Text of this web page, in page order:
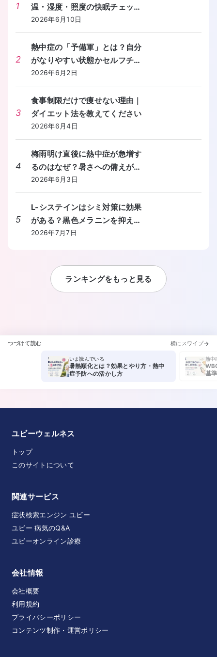
1
温・湿度・照度の快眠チェック
リストを教えてください。
2026年6月10日
2
熱中症の「予備軍」とは？自分
がなりやすい状態かセルフチェ
ックする方法を教えてくださ
い。
2026年6月2日
3
食事制限だけで痩せない理由｜
ダイエット法を教えてください
2026年6月4日
4
梅雨明け直後に熱中症が急増す
るのはなぜ？暑さへの備えが間
に合わないときの対処法を教え
てください。
2026年6月3日
5
L-システインはシミ対策に効果
がある？黒色メラニンを抑える
しくみと食事からの摂り方を教
2026年7月7日
ランキングをもっと見る
つづけて読む 横にスワイプ
いま読んでいる
暑熱順化とは？効果とやり方・熱中
症予防への活かし方
熱中
基
ユビーウェルネス
トップ
このサイトについて
関連サービス
症状検索エンジン ユビー
ユビー 病気のQ&A
ユビーオンライン診療
会社情報
会社概要
利用規約
プライバシーポリシー
コンテンツ制作・運営ポリシー